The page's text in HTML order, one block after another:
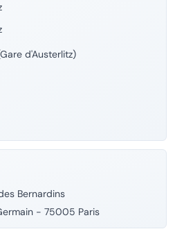
d'Austerlitz)
Bernardins
- 75005 Paris